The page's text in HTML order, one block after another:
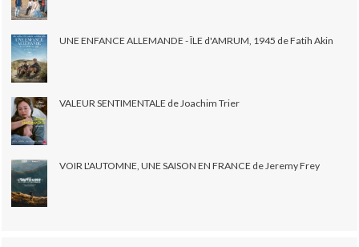
UNE ENFANCE ALLEMANDE - ÎLE d'AMRUM, 1945 de Fatih Akin
VALEUR SENTIMENTALE de Joachim Trier
VOIR L'AUTOMNE, UNE SAISON EN FRANCE de Jeremy Frey